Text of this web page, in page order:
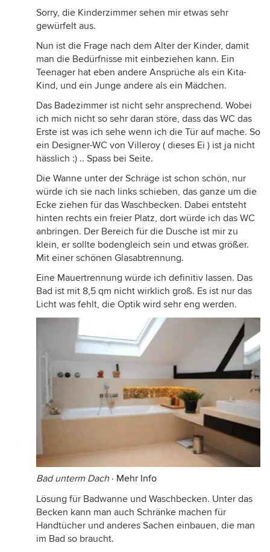
Sorry, die Kinderzimmer sehen mir etwas sehr
gewürfelt aus.
Nun ist die Frage nach dem Alter der Kinder, damit
man die Bedürfnisse mit einbeziehen kann. Ein
Teenager hat eben andere Ansprüche als ein Kita-
Kind, und ein Junge andere als ein Mädchen.
Das Badezimmer ist nicht sehr ansprechend. Wobei
ich mich nicht so sehr daran störe, dass das WC das
Erste ist was ich sehe wenn ich die Tür auf mache. So
ein Designer-WC von Villeroy ( dieses Ei ) ist ja nicht
hässlich :) .. Spass bei Seite.
Die Wanne unter der Schräge ist schon schön, nur
würde ich sie nach links schieben, das ganze um die
Ecke ziehen für das Waschbecken. Dabei entsteht
hinten rechts ein freier Platz, dort würde ich das WC
anbringen. Der Bereich für die Dusche ist mir zu
klein, er sollte bodengleich sein und etwas größer.
Mit einer schönen Glasabtrennung.
Eine Mauertrennung würde ich definitiv lassen. Das
Bad ist mit 8,5 qm nicht wirklich groß. Es ist nur das
Licht was fehlt, die Optik wird sehr eng werden.
Bad unterm Dach · Mehr Info
Lösung für Badwanne und Waschbecken. Unter das
Becken kann man auch Schränke machen für
Handtücher und anderes Sachen einbauen, die man
im Bad so braucht.